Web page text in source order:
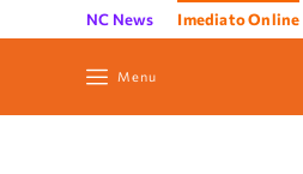
NC News Imediato Online
Menu